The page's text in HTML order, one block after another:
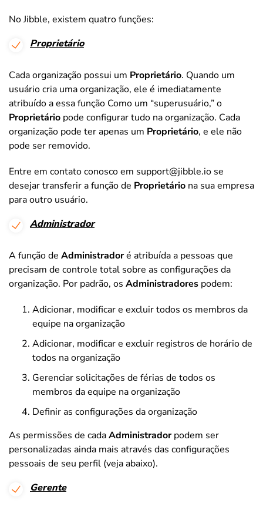
No Jibble, existem quatro funções:
Proprietário
Cada organização possui um Proprietário. Quando um
usuário cria uma organização, ele é imediatamente
atribuído a essa função Como um “superusuário,” o
Proprietário pode configurar tudo na organização. Cada
organização pode ter apenas um Proprietário, e ele não
pode ser removido.
Entre em contato conosco em support@jibble.io se
desejar transferir a função de Proprietário na sua empresa
para outro usuário.
Administrador
A função de Administradoré atribuída a pessoas que
precisam de controle total sobre as configurações da
organização. Por padrão, os Administradores podem:
Adicionar, modificar e excluir todos os membros da
equipe na organização
Adicionar, modificar e excluir registros de horário de
todos na organização
Gerenciar solicitações de férias de todos os
membros da equipe na organização
Definir as configurações da organização
As permissões de cadaAdministradorpodem ser
personalizadas ainda mais através das configurações
pessoais de seu perfil (veja abaixo).
Gerente